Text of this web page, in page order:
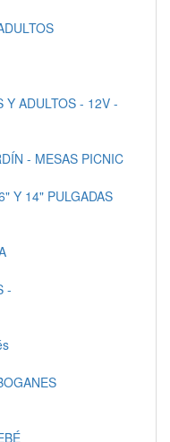
Y ADULTOS - 12V -
- MESAS PICNIC
Y 14" PULGADAS
-